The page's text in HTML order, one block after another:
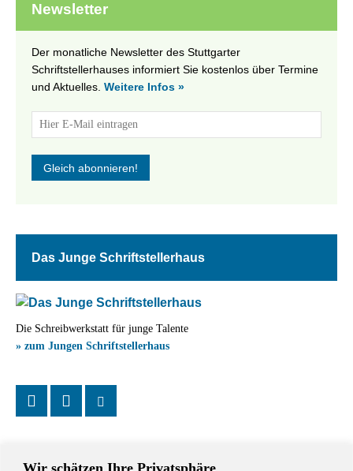
Wir schätzen Ihre Privatsphäre
Newsletter
Der monatliche Newsletter des Stuttgarter
Schriftstellerhauses informiert Sie kostenlos über Termine
und Aktuelles. Weitere Infos »
Das Junge Schriftstellerhaus
Die Schreibwerkstatt für junge Talente
» zum Jungen Schriftstellerhaus